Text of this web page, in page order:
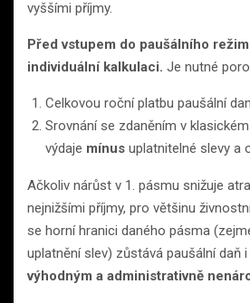
vyššími příjmy.
Před vstupem do paušálního
individuální kalkulaci. Je nutné
Celkovou roční platbu paušální
Srovnání se zdaněním v
výdaje mínus uplatnitelné slevy a
Ačkoliv nárůst v 1. pásmu snižuje
nejnižšími příjmy, pro většinu
se horní hranici daného pásma
uplatnění slev) zůstává paušální daň
výhodným a administrativně